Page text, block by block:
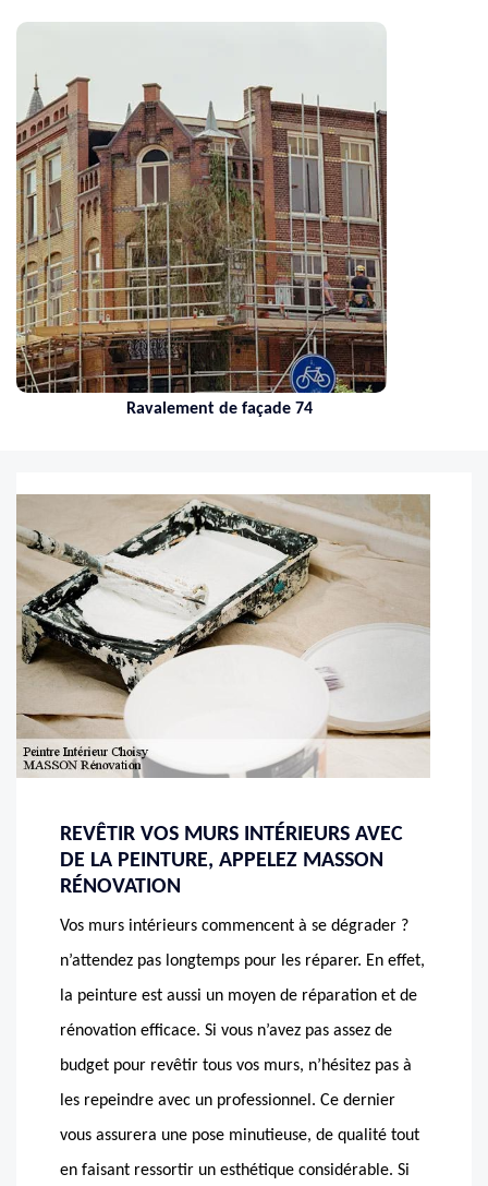
Ravalement de façade 74
REVÊTIR VOS MURS INTÉRIEURS AVEC
DE LA PEINTURE, APPELEZ MASSON
RÉNOVATION
Vos murs intérieurs commencent à se dégrader ?
n’attendez pas longtemps pour les réparer. En effet,
la peinture est aussi un moyen de réparation et de
rénovation efficace. Si vous n’avez pas assez de
budget pour revêtir tous vos murs, n’hésitez pas à
les repeindre avec un professionnel. Ce dernier
vous assurera une pose minutieuse, de qualité tout
en faisant ressortir un esthétique considérable. Si